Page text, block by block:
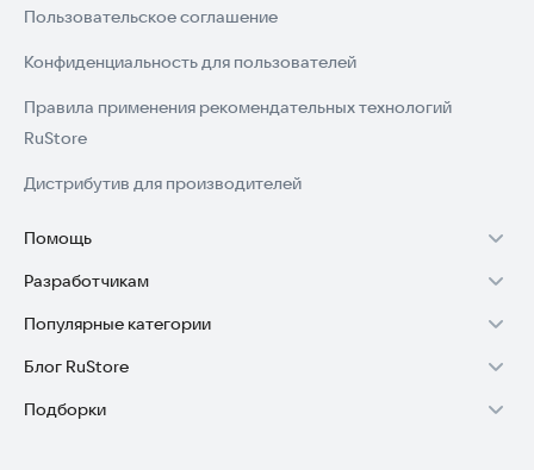
Пользовательское соглашение
Конфиденциальность для пользователей
Правила применения рекомендательных технологий
RuStore
Дистрибутив для производителей
Помощь
Установка RuStore на TV
Установка RuStore на телефон
Установка RuStore в машину
Помощь пользователям RuStore
Разработчикам
Зарабатывать с RuStore
Стать разработчиком
Доступ к RuStore Консоль
Популярные категории
Игры для Android
Приложения банков
Блог RuStore
Обзоры игр для Android 2025
Подборки